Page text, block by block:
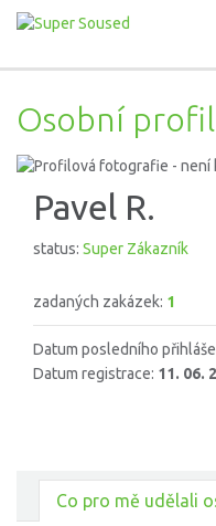
Osobní profil
Pavel R.
status: Super Zákazník
zadaných zakázek: 1
Datum posledního
Datum registrace: 11. 06.
Co pro mě udělali